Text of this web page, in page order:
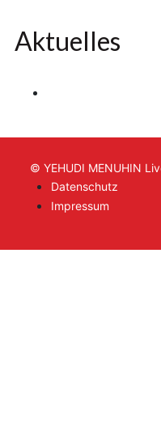
Aktuelles
© YEHUDI MENUHIN
Datenschutz
Impressum